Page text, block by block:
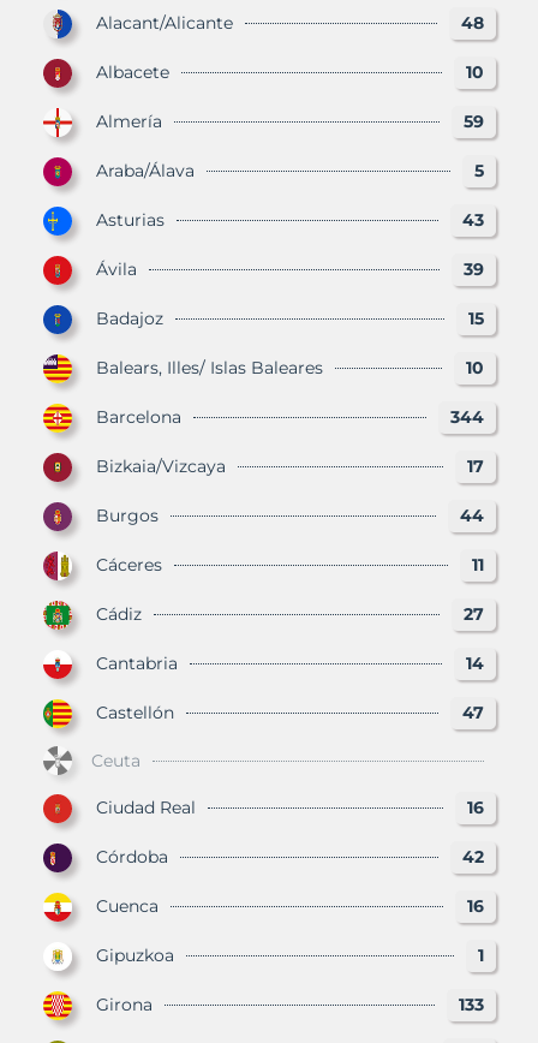
Alacant/Alicante 48
Albacete 10
Almería 59
Araba/Álava 5
Asturias 43
Ávila 39
Badajoz 15
Balears, Illes/ Islas Baleares 10
Barcelona 344
Bizkaia/Vizcaya 17
Burgos 44
Cáceres 11
Cádiz 27
Cantabria 14
Castellón 47
Ceuta
Ciudad Real 16
Córdoba 42
Cuenca 16
Gipuzkoa 1
Girona 133